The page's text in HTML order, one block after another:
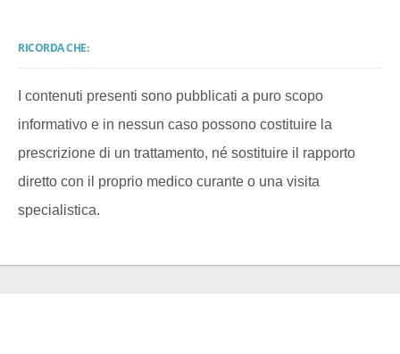
RICORDA CHE:
I contenuti presenti sono pubblicati a puro scopo
informativo e in nessun caso possono costituire la
prescrizione di un trattamento, né sostituire il rapporto
diretto con il proprio medico curante o una visita
specialistica.